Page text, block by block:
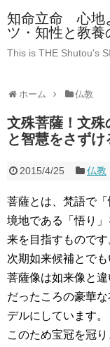
知命立命 心地
ツ・知性と教養
This is THE Shutou's
ホーム 仏教
文殊菩薩！文殊
と智慧をさずけ
2015/4/25 仏教
菩薩とは、梵語で
境地である「悟り
来を目指すものです
次期如来候補とでも
菩薩像は如来像と
だったころの豪華
デルにしています。
このため宝冠を冠